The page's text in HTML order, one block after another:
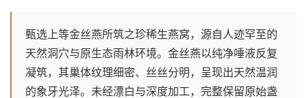
甄选上等金丝燕所筑之珍稀生燕窝，源自人迹罕至的
天然洞穴与原生态雨林环境。金丝燕以纯净唾液反复
凝筑，其巢体纹理细密、丝丝分明，呈现出天然温润
的象牙光泽。未经漂白与深度加工，完整保留原始盏